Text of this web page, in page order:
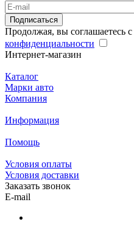
Подписаться
Продолжая, вы соглашаетесь с
конфиденциальности
Интернет-магазин
Каталог
Марки авто
Компания
Информация
Помощь
Условия оплаты
Условия доставки
Заказать звонок
E-mail